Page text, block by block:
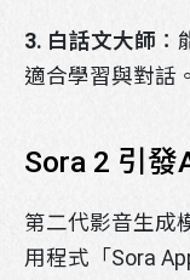
3. 白話文大師 ：
適合學習與對話。
Sora 2 引發
第二代影音生成
用程式「Sora